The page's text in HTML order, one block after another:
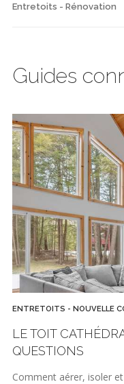
Entretoits - Rénovation
Guides
ENTRETOITS - NOUVELLE
LE TOIT
QUESTIONS
Comment aérer, isoler